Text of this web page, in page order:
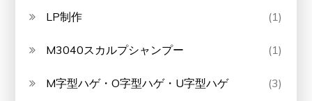
LP制作 (1)
M3040スカルプシャンプー (1)
M字型ハゲ・O字型ハゲ・U字型ハゲ (3)